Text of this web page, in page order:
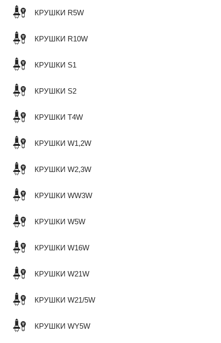
КРУШКИ R5W
КРУШКИ R10W
КРУШКИ S1
КРУШКИ S2
КРУШКИ T4W
КРУШКИ W1,2W
КРУШКИ W2,3W
КРУШКИ WW3W
КРУШКИ W5W
КРУШКИ W16W
КРУШКИ W21W
КРУШКИ W21/5W
КРУШКИ WY5W